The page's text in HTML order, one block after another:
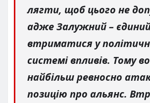
лягти, щоб цього не
адже Залужний – єдиний
втриматися у
системі впливів. Тому
найбільш ревносно
позицію про альянс.